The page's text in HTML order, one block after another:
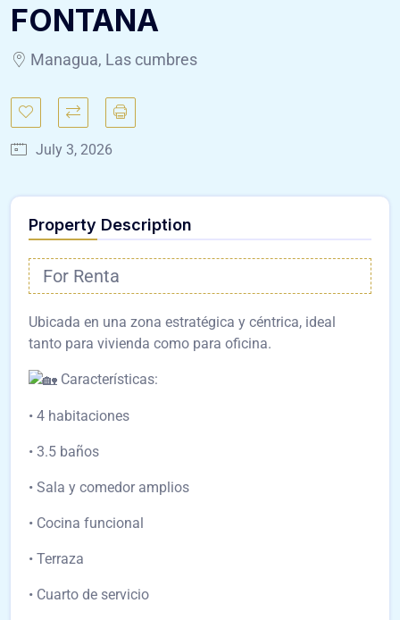
FONTANA
Managua, Las cumbres
July 3, 2026
Property Description
For Renta
Ubicada en una zona estratégica y céntrica, ideal
tanto para vivienda como para oficina.
Características:
• 4 habitaciones
• 3.5 baños
• Sala y comedor amplios
• Cocina funcional
• Terraza
• Cuarto de servicio